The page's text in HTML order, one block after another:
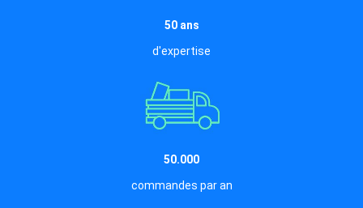
50 ans
d'expertise
50.000
commandes par an